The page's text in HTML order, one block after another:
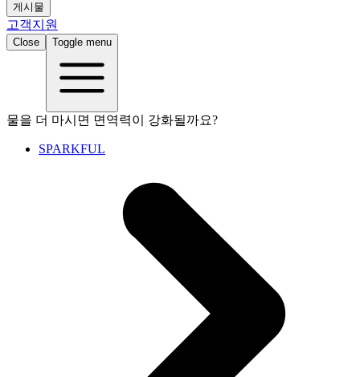
게시물
고객지원
Close Toggle menu
물을 더 마시면 면역력이 강화될까요?
SPARKFUL